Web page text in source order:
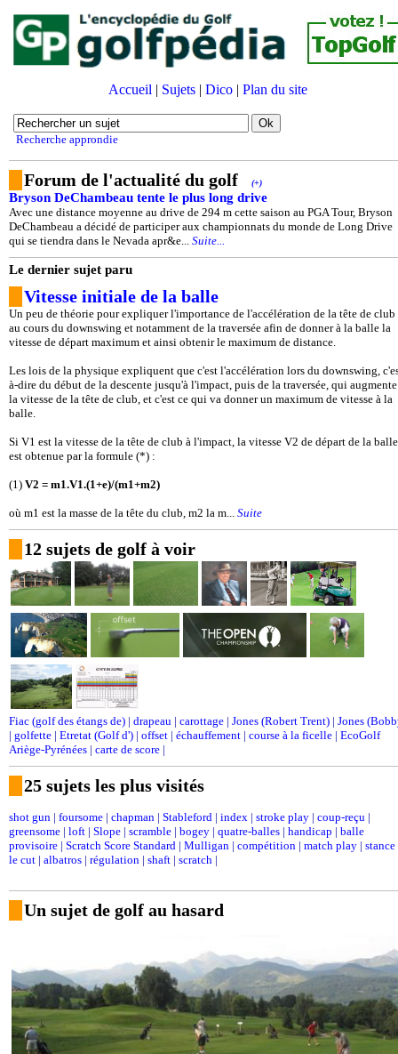
Accueil | Sujets | Dico | Plan du site
Recherche approndie
Forum de l'actualité du golf (+)
Bryson DeChambeau tente le plus long drive
Avec une distance moyenne au drive de 294 m cette saison au PGA Tour, Bryson
DeChambeau a décidé de participer aux championnats du monde de Long Drive
qui se tiendra dans le Nevada apr&e... Suite...
Le dernier sujet paru
Vitesse initiale de la balle
Un peu de théorie pour expliquer l'importance de l'accélération de la tête de club
au cours du downswing et notamment de la traversée afin de donner à la balle la
vitesse de départ maximum et ainsi obtenir le maximum de distance.
Les lois de la physique expliquent que c'est l'accélération lors du downswing,
à-dire du début de la descente jusqu'à l'impact, puis de la traversée, qui augmente
la vitesse de la tête de club, et c'est ce qui va donner un maximum de vitesse à la
balle.
Si V1 est la vitesse de la tête de club à l'impact, la vitesse V2 de départ de la balle
est obtenue par la formule (*) :
(1) V2 = m1.V1.(1+e)/(m1+m2)
où m1 est la masse de la tête du club, m2 la m... Suite
12 sujets de golf à voir
Fiac (golf des étangs de) | drapeau | carottage | Jones (Robert Trent) | Jones
| golfette | Etretat (Golf d') | offset | échauffement | course à la ficelle | EcoGolf
Ariège-Pyrénées | carte de score |
25 sujets les plus visités
shot gun | foursome | chapman | Stableford | index | stroke play | coup-reçu |
greensome | loft | Slope | scramble | bogey | quatre-balles | handicap | balle
provisoire | Scratch Score Standard | Mulligan | compétition | match play | stance
le cut | albatros | régulation | shaft | scratch |
Un sujet de golf au hasard